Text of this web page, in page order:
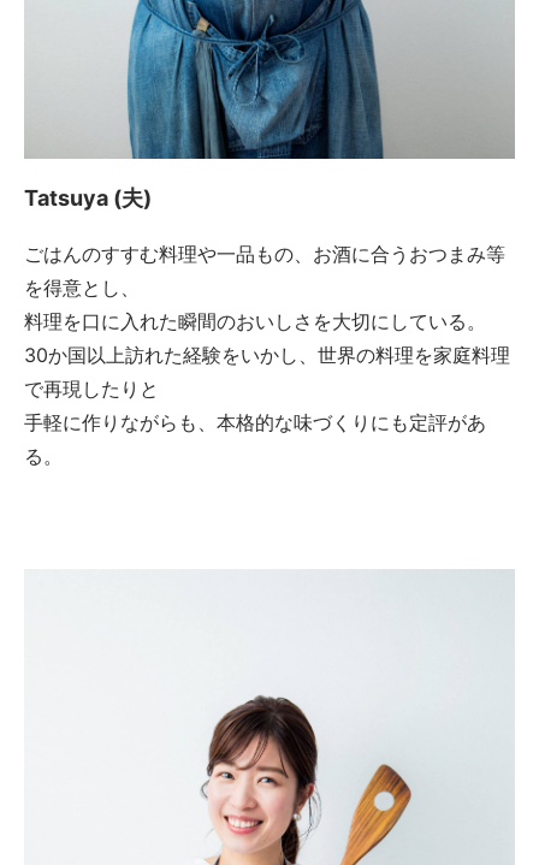
Tatsuya (夫)
ごはんのすすむ料理や一品もの、お酒に合うおつまみ等
を得意とし、
料理を口に入れた瞬間のおいしさを大切にしている。
30か国以上訪れた経験をいかし、世界の料理を家庭料理
で再現したりと
手軽に作りながらも、本格的な味づくりにも定評があ
る。